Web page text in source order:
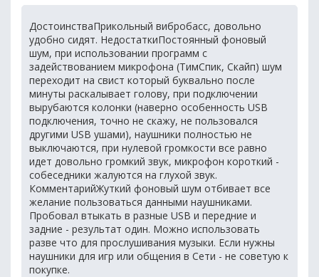
ДостоинстваПрикольный вибробасс, довольно
удобно сидят. НедостаткиПостоянный фоновый
шум, при использовании программ с
задействованием микрофона (ТимСпик, Скайп) шум
переходит на свист который буквально после
минуты раскалывает голову, при подключении
вырубаются колонки (наверно особенность USB
подключения, точно не скажу, не пользовался
другими USB ушами), наушники полностью не
выключаются, при нулевой громкости все равно
идет довольно громкий звук, микрофон короткий -
собеседники жалуются на глухой звук.
КомментарийЖуткий фоновый шум отбивает все
желание пользоваться данными наушниками.
Пробовал втыкать в разные USB и передние и
задние - результат один. Можно использовать
разве что для прослушивания музыки. Если нужны
наушники для игр или общения в Сети - не советую к
покупке.